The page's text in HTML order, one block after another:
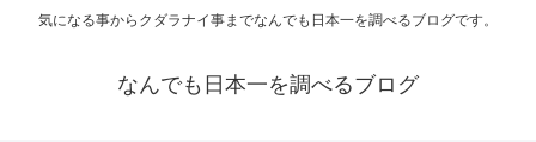
気になる事からクダラナイ事までなんでも日本一を調べるブログです。
なんでも日本一を調べるブログ